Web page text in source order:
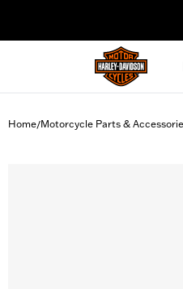
Home/Motorcycle Parts &